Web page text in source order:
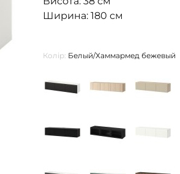
Ширина: 180 см
Колір: Белый/Хаммармед бежевый